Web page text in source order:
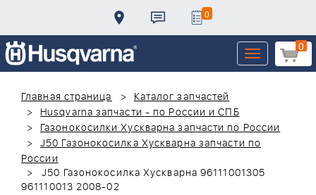
0
0
Toggle
navigation
Главная страница
Каталог запчастей
Husqvarna запчасти - по России и СПБ
Газонокосилки Хускварна запчасти по России
J50 Газонокосилка Хускварна запчасти по
России
J50 Газонокосилка Хускварна 96111001305
961110013 2008-02